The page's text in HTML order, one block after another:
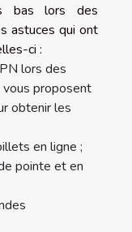
bas lors des
astuces qui ont
ci :
lors des
vous proposent
obtenir les
en ligne ;
pointe et en